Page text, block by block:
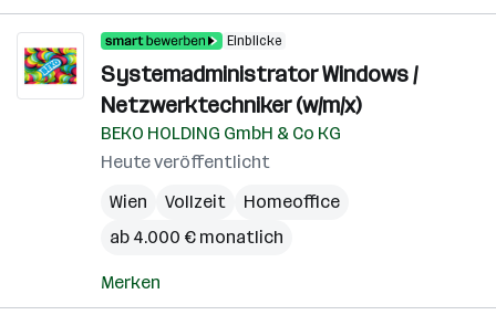
Einblicke
Systemadministrator Windows /
Netzwerktechniker (w/m/x)
BEKO HOLDING GmbH & Co KG
Heute veröffentlicht
Wien
Vollzeit
Homeoffice
ab 4.000 € monatlich
Merken